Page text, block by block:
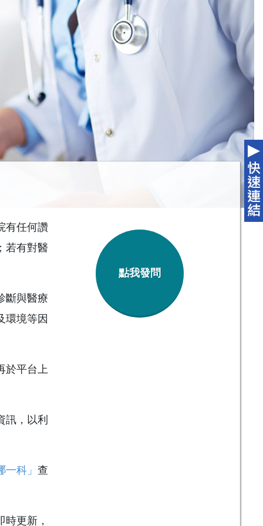
有任何讚
若有對醫
斷與醫療
環境等因
於平台上
，以利
一科」 查
更新，
點我發問